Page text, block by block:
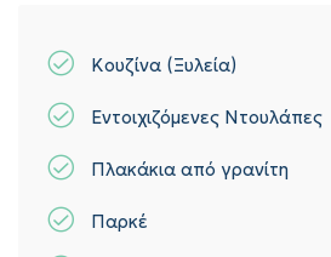
Κουζίνα (Ξυλεία)
Εντοιχιζόμενες Ντουλάπες
Πλακάκια από γρανίτη
Παρκέ